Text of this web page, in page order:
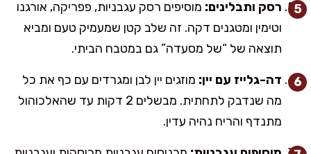
רסק ותבלינים: מוסיפים רסק עגבניות, פפריקה, אורגנו
וטימין ומטגנים דקה. זה שלב קטן שמעמיק טעם ומביא
תוצאה של “של מסעדה” גם במטבח הביתי.
דה-גלייז עם יין: מוזגים יין לבן ומגרדים עם כף את כל
מה שנדבק לתחתית. מבשלים 2 דקות עד שהאלכוהול
מתנדף והריח נהיה עדין.